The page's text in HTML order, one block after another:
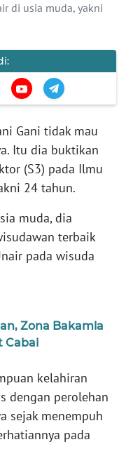
di usia muda, yakni
Gani tidak mau
Itu dia buktikan
(S3) pada Ilmu
24 tahun.
muda, dia
terbaik
pada wisuda
Zona Bakamla
Cabai
kelahiran
dengan perolehan
sejak menempuh
pada